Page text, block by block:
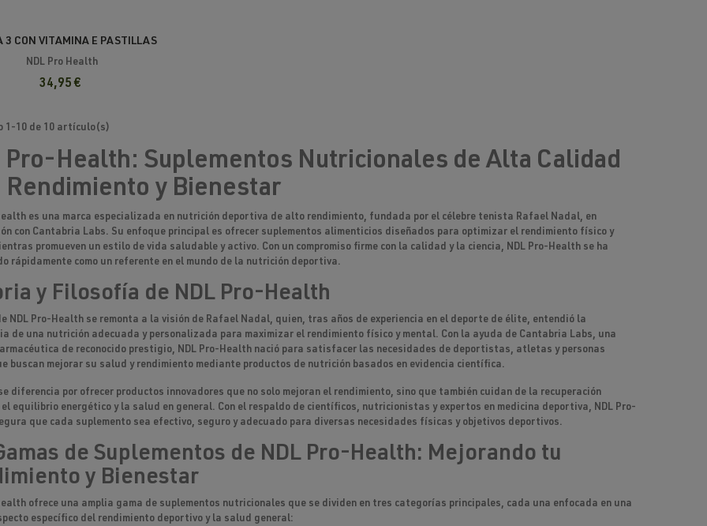
3 CON VITAMINA E PASTILLAS
NDL
NDL Pro Health
34,95 €
1-10 de 10 artículo(s)
Pro-Health: Suplementos Nutricionales de Alta Calidad
Rendimiento y Bienestar
es una marca especializada en nutrición deportiva de alto rendimiento, fundada por el célebre tenista Rafael Nadal, en
con Cantabria Labs. Su enfoque principal es ofrecer suplementos alimenticios diseñados para optimizar el rendimiento físico y
promueven un estilo de vida saludable y activo. Con un compromiso firme con la calidad y la ciencia, NDL Pro-Health se ha
rápidamente como un referente en el mundo de la nutrición deportiva.
y Filosofía de NDL Pro-Health
NDL Pro-Health se remonta a la visión de Rafael Nadal, quien, tras años de experiencia en el deporte de élite, entendió la
de una nutrición adecuada y personalizada para maximizar el rendimiento físico y mental. Con la ayuda de Cantabria Labs, una
de reconocido prestigio, NDL Pro-Health nació para satisfacer las necesidades de deportistas, atletas y personas
buscan mejorar su salud y rendimiento mediante productos de nutrición basados en evidencia científica.
diferencia por ofrecer productos innovadores que no solo mejoran el rendimiento, sino que también cuidan de la recuperación
el equilibrio energético y la salud en general. Con el respaldo de científicos, nutricionistas y expertos en medicina deportiva, NDL Pro-
que cada suplemento sea efectivo, seguro y adecuado para diversas necesidades físicas y objetivos deportivos.
de Suplementos de NDL Pro-Health: Mejorando tu
y Bienestar
ofrece una amplia gama de suplementos nutricionales que se dividen en tres categorías principales, cada una enfocada en una
específico del rendimiento deportivo y la salud general: